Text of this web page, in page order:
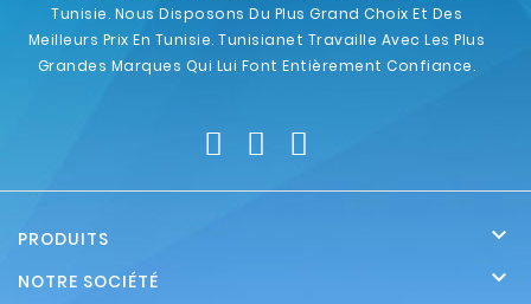
Tunisie. Nous Disposons Du Plus Grand Choix Et Des
Meilleurs Prix En Tunisie. Tunisianet Travaille Avec Les Plus
Grandes Marques Qui Lui Font Entièrement Confiance.
PRODUITS 
NOTRE SOCIÉTÉ 